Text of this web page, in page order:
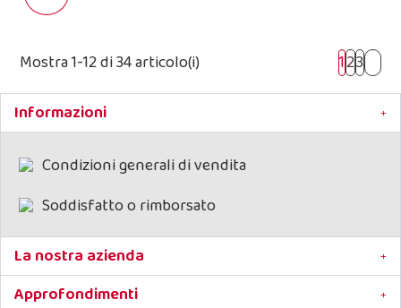
Mostra 1-12 di 34 articolo(i) 123
Informazioni
Condizioni generali di vendita
Soddisfatto o rimborsato
La nostra azienda
Approfondimenti